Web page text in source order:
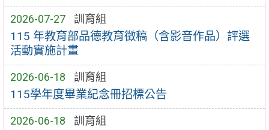
2026-07-27 訓育組
115 年教育部品德教育徵稿（含影音作品）評選
活動實施計畫
2026-06-18 訓育組
115學年度畢業紀念冊招標公告
2026-06-18 訓育組